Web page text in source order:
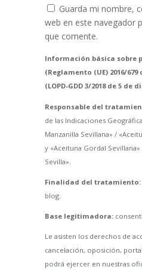
Guarda mi nombre,
web en este navegador
que comente.
Información básica sobre
(Reglamento (UE) 2016/679
(LOPD-GDD 3/2018 de 5 de
Responsable del
de las Indicaciones
Manzanilla Sevillana» /
y «Aceituna Gordal
Sevilla».
Finalidad del tratamiento:
blog.
Base legitimadora:
Le asisten los derechos de
cancelación, oposición,
podrá ejercer en nuestras